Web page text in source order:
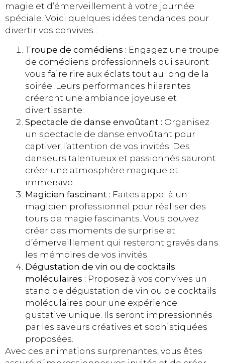
magie et d’émerveillement à votre journée
spéciale. Voici quelques idées tendances pour
divertir vos convives :
Troupe de comédiens : Engagez une troupe
de comédiens professionnels qui sauront
vous faire rire aux éclats tout au long de la
soirée. Leurs performances hilarantes
créeront une ambiance joyeuse et
divertissante.
Spectacle de danse envoûtant : Organisez
un spectacle de danse envoûtant pour
captiver l’attention de vos invités. Des
danseurs talentueux et passionnés sauront
créer une atmosphère magique et
immersive.
Magicien fascinant : Faites appel à un
magicien professionnel pour réaliser des
tours de magie fascinants. Vous pouvez
créer des moments de surprise et
d’émerveillement qui resteront gravés dans
les mémoires de vos invités.
Dégustation de vin ou de cocktails
moléculaires : Proposez à vos convives un
stand de dégustation de vin ou de cocktails
moléculaires pour une expérience
gustative unique. Ils seront impressionnés
par les saveurs créatives et sophistiquées
proposées.
Avec ces animations surprenantes, vous êtes